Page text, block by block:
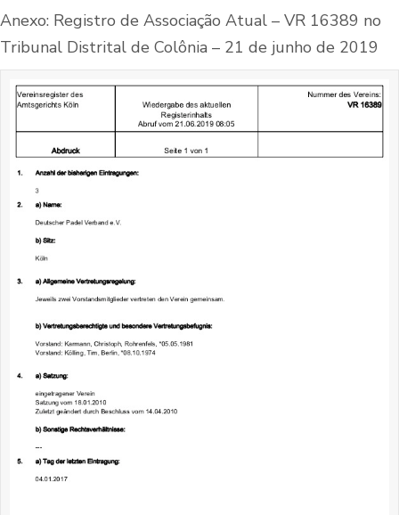
Anexo: Registro de Associação Atual – VR 16389 no
Tribunal Distrital de Colônia – 21 de junho de 2019